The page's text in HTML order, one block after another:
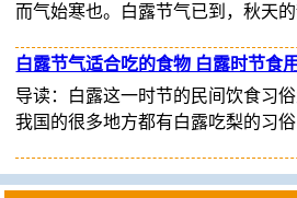
而气始寒也。白露节气已到，秋天
白露节气适合吃的食物 白露时节食
导读：白露这一时节的民间饮食习
我国的很多地方都有白露吃梨的习